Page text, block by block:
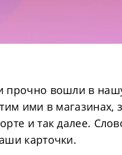
прочно вошли в
ими в магазинах,
и так далее.
карточки.